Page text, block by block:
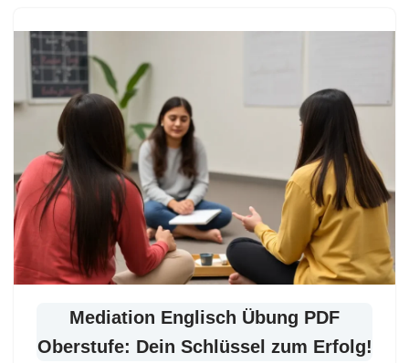
Mediation Englisch Übung PDF
Oberstufe: Dein Schlüssel zum Erfolg!